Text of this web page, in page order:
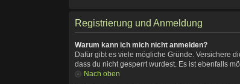
Registrierung und Anmeldung
Warum kann ich mich nicht anmelden?
Dafür gibt es viele mögliche Gründe. Versichere
dass du nicht gesperrt wurdest. Es ist ebenfalls
Nach oben